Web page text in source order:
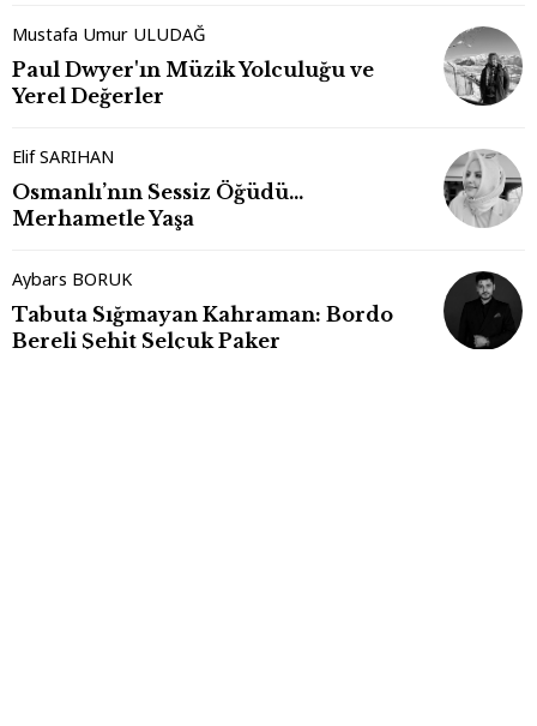
Mustafa Umur ULUDAĞ
Paul Dwyer'ın Müzik Yolculuğu ve
Yerel Değerler
Elif SARIHAN
Osmanlı’nın Sessiz Öğüdü…
Merhametle Yaşa
Aybars BORUK
Tabuta Sığmayan Kahraman: Bordo
Bereli Şehit Selçuk Paker